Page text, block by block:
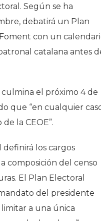
Según se ha
debatirá un Plan
con un
catalana antes
el próximo 4 de
que “en cualquier
la CEOE”.
los cargos
composición del censo
El Plan Electoral
del presidente
a una única